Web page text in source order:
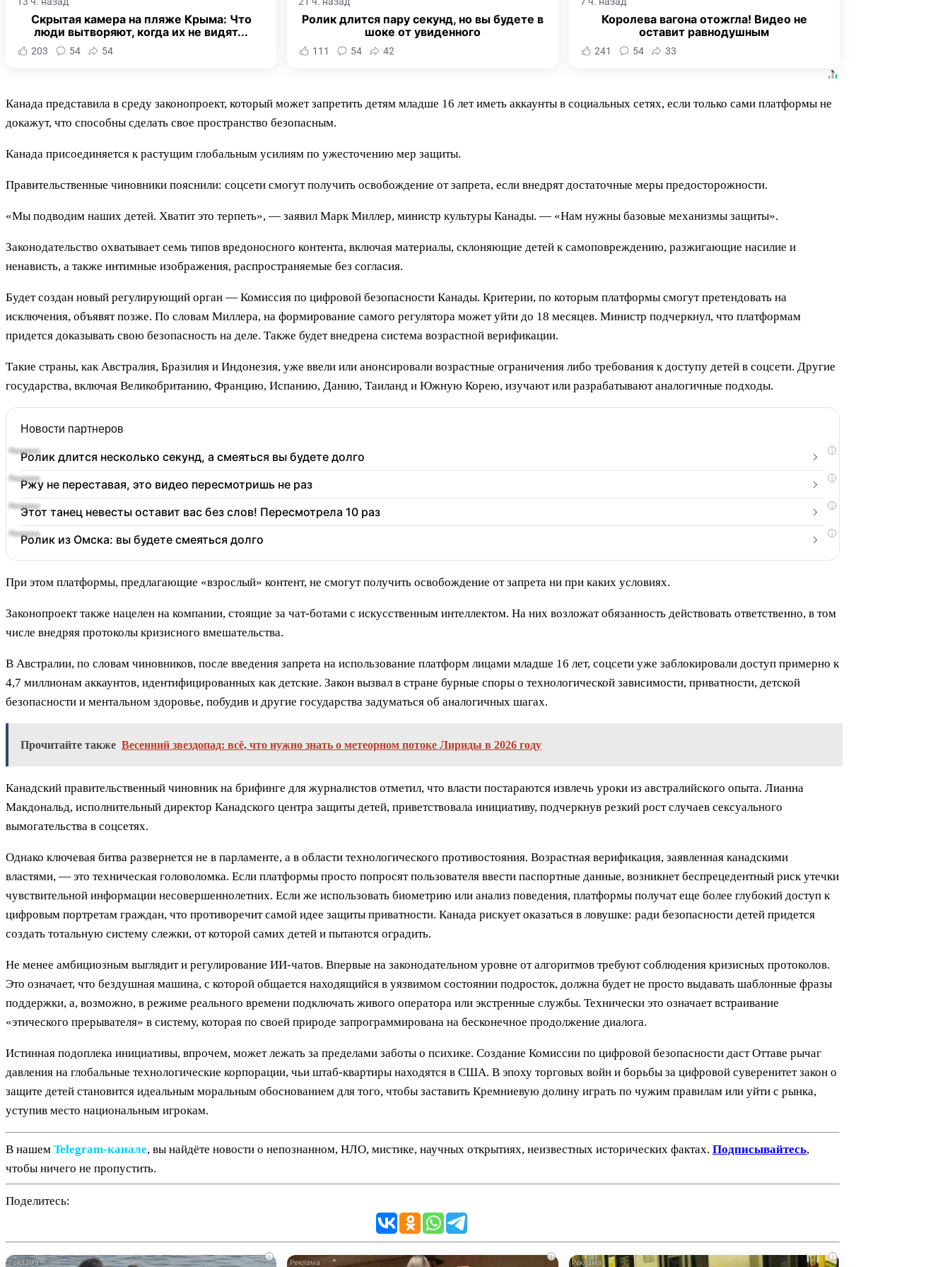
Скрытая камера на пляже Крыма: Что
люди вытворяют, когда их не видят...
203 54 54
Ролик длится пару секунд, но вы будете в
шоке от увиденного
111 54 42
Королева вагона отожгла! Видео не
оставит равнодушным
241 54 33
Канада представила в среду законопроект, который может запретить детям младше 16 лет иметь аккаунты в социальных сетях, если только сами платформы не
докажут, что способны сделать свое пространство безопасным.
Канада присоединяется к растущим глобальным усилиям по ужесточению мер защиты.
Правительственные чиновники пояснили: соцсети смогут получить освобождение от запрета, если внедрят достаточные меры предосторожности.
«Мы подводим наших детей. Хватит это терпеть», — заявил Марк Миллер, министр культуры Канады. — «Нам нужны базовые механизмы защиты».
Законодательство охватывает семь типов вредоносного контента, включая материалы, склоняющие детей к самоповреждению, разжигающие насилие и
ненависть, а также интимные изображения, распространяемые без согласия.
Будет создан новый регулирующий орган — Комиссия по цифровой безопасности Канады. Критерии, по которым платформы смогут претендовать на
исключения, объявят позже. По словам Миллера, на формирование самого регулятора может уйти до 18 месяцев. Министр подчеркнул, что платформам
придется доказывать свою безопасность на деле. Также будет внедрена система возрастной верификации.
Такие страны, как Австралия, Бразилия и Индонезия, уже ввели или анонсировали возрастные ограничения либо требования к доступу детей в соцсети. Другие
государства, включая Великобританию, Францию, Испанию, Данию, Таиланд и Южную Корею, изучают или разрабатывают аналогичные подходы.
Новости партнеров
i
Ролик длится несколько секунд, а смеяться вы будете долго
i
Ржу не переставая, это видео пересмотришь не раз
i
Этот танец невесты оставит вас без слов! Пересмотрела 10 раз
i
Ролик из Омска: вы будете смеяться долго
При этом платформы, предлагающие «взрослый» контент, не смогут получить освобождение от запрета ни при каких условиях.
Законопроект также нацелен на компании, стоящие за чат-ботами с искусственным интеллектом. На них возложат обязанность действовать ответственно, в том
числе внедряя протоколы кризисного вмешательства.
В Австралии, по словам чиновников, после введения запрета на использование платформ лицами младше 16 лет, соцсети уже заблокировали доступ примерно к
4,7 миллионам аккаунтов, идентифицированных как детские. Закон вызвал в стране бурные споры о технологической зависимости, приватности, детской
безопасности и ментальном здоровье, побудив и другие государства задуматься об аналогичных шагах.
Прочитайте также Весенний звездопад: всё, что нужно знать о метеорном потоке Лириды в 2026 году
Канадский правительственный чиновник на брифинге для журналистов отметил, что власти постараются извлечь уроки из австралийского опыта. Лианна
Макдональд, исполнительный директор Канадского центра защиты детей, приветствовала инициативу, подчеркнув резкий рост случаев сексуального
вымогательства в соцсетях.
Однако ключевая битва развернется не в парламенте, а в области технологического противостояния. Возрастная верификация, заявленная канадскими
властями, — это техническая головоломка. Если платформы просто попросят пользователя ввести паспортные данные, возникнет беспрецедентный риск утечки
чувствительной информации несовершеннолетних. Если же использовать биометрию или анализ поведения, платформы получат еще более глубокий доступ к
цифровым портретам граждан, что противоречит самой идее защиты приватности. Канада рискует оказаться в ловушке: ради безопасности детей придется
создать тотальную систему слежки, от которой самих детей и пытаются оградить.
Не менее амбициозным выглядит и регулирование ИИ-чатов. Впервые на законодательном уровне от алгоритмов требуют соблюдения кризисных протоколов.
Это означает, что бездушная машина, с которой общается находящийся в уязвимом состоянии подросток, должна будет не просто выдавать шаблонные фразы
поддержки, а, возможно, в режиме реального времени подключать живого оператора или экстренные службы. Технически это означает встраивание
«этического прерывателя» в систему, которая по своей природе запрограммирована на бесконечное продолжение диалога.
Истинная подоплека инициативы, впрочем, может лежать за пределами заботы о психике. Создание Комиссии по цифровой безопасности даст Оттаве рычаг
давления на глобальные технологические корпорации, чьи штаб-квартиры находятся в США. В эпоху торговых войн и борьбы за цифровой суверенитет закон о
защите детей становится идеальным моральным обоснованием для того, чтобы заставить Кремниевую долину играть по чужим правилам или уйти с рынка,
уступив место национальным игрокам.
В нашем Telegram‑канале, вы найдёте новости о непознанном, НЛО, мистике, научных открытиях, неизвестных исторических фактах. Подписывайтесь,
чтобы ничего не пропустить.
Поделитесь:
i i i